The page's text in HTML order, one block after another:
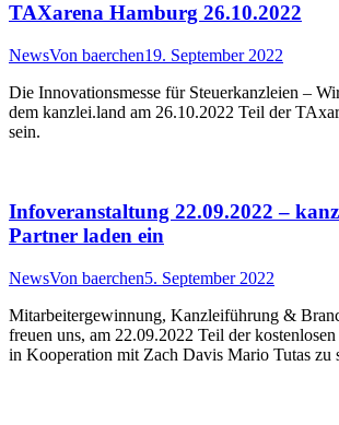
TAXarena Hamburg 26.10.2022
NewsVon baerchen19. September 2022
Die Innovationsmesse für Steuerkanzleien –
dem kanzlei.land am 26.10.2022 Teil der
sein.
Infoveranstaltung 22.09.2022 –
Partner laden ein
NewsVon baerchen5. September 2022
Mitarbeitergewinnung, Kanzleiführung &
freuen uns, am 22.09.2022 Teil der
in Kooperation mit Zach Davis Mario Tutas zu